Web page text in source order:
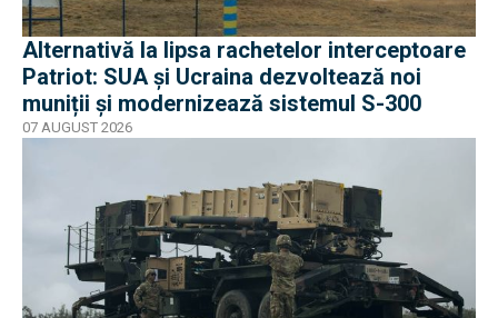
Alternativă la lipsa rachetelor interceptoare
Patriot: SUA și Ucraina dezvoltează noi
muniții și modernizează sistemul S-300
07 AUGUST 2026